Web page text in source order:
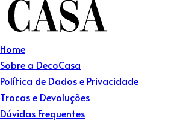
Home
Sobre a DecoCasa
Política de Dados e Privacidade
Trocas e Devoluções
Dúvidas Frequentes